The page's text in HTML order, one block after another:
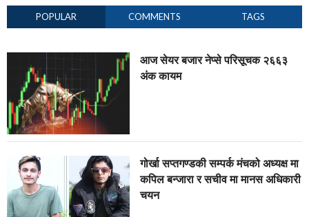
POPULAR COMMENTS TAGS
आज सेयर बजार नेप्से परिसूचक २६६३
अंक कायम
गोर्खा सप्तगण्डकी सम्पर्क मंचको अध्यक्ष मा
कपिल बन्जारा र सचीव मा मानस अधिकारी
चयन